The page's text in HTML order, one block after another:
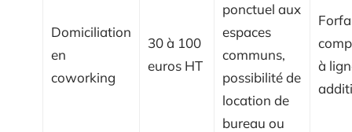
Domiciliation
en
coworking
30 à 100
euros HT
ponctuel aux
espaces
communs,
possibilité de
location de
bureau ou
à